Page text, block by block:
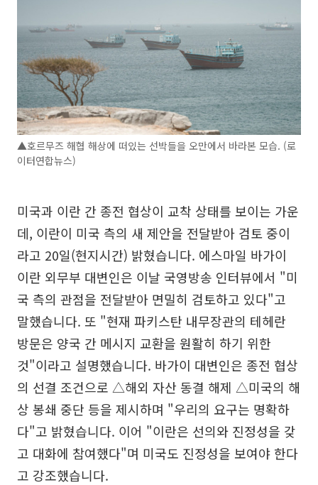
▲호르무즈 해협 해상에 떠있는 선박들을 오만에서 바라본 모습. (로
이터연합뉴스)
미국과 이란 간 종전 협상이 교착 상태를 보이는 가운
데, 이란이 미국 측의 새 제안을 전달받아 검토 중이
라고 20일(현지시간) 밝혔습니다. 에스마일 바가이
이란 외무부 대변인은 이날 국영방송 인터뷰에서 "미
국 측의 관점을 전달받아 면밀히 검토하고 있다"고
말했습니다. 또 "현재 파키스탄 내무장관의 테헤란
방문은 양국 간 메시지 교환을 원활히 하기 위한
것"이라고 설명했습니다. 바가이 대변인은 종전 협상
의 선결 조건으로 △해외 자산 동결 해제 △미국의 해
상 봉쇄 중단 등을 제시하며 "우리의 요구는 명확하
다"고 밝혔습니다. 이어 "이란은 선의와 진정성을 갖
고 대화에 참여했다"며 미국도 진정성을 보여야 한다
고 강조했습니다.